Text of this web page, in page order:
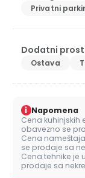
Privatni
Dodatni
Ostava
i Napomena
Cena kuhinjskih
obavezno se
Cena
se prodaje sa
Cena tehnike je
prodaje sa